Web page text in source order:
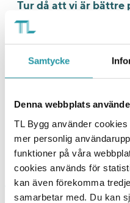
Samtycke
Denna webbplats
TL Bygg använder
mer personlig
funktioner på våra
cookies används för
kan även förekomma
samarbetar med. Du kan
Tur då att vi är bättre
bostäder, kontor och
där är vi riktigt riktigt
massa andra.
högsta NKI som faktiskt
vår startsida eller
övertyga dig om det vi
vet, att vi är en